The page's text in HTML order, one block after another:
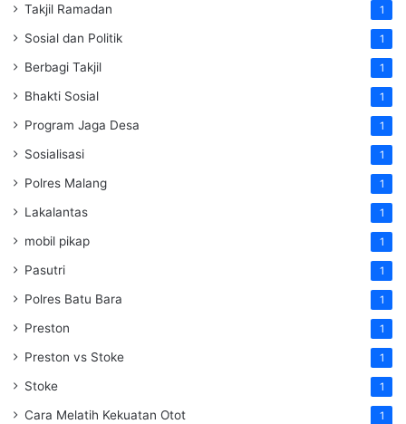
Takjil Ramadan 1
Sosial dan Politik 1
Berbagi Takjil 1
Bhakti Sosial 1
Program Jaga Desa 1
Sosialisasi 1
Polres Malang 1
Lakalantas 1
mobil pikap 1
Pasutri 1
Polres Batu Bara 1
Preston 1
Preston vs Stoke 1
Stoke 1
Cara Melatih Kekuatan Otot 1